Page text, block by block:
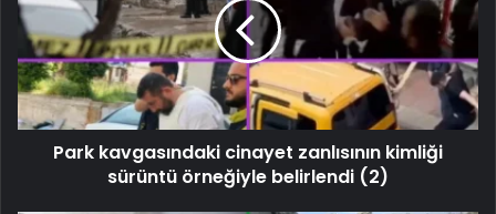
Park kavgasındaki cinayet zanlısının kimliği
sürüntü örneğiyle belirlendi (2)